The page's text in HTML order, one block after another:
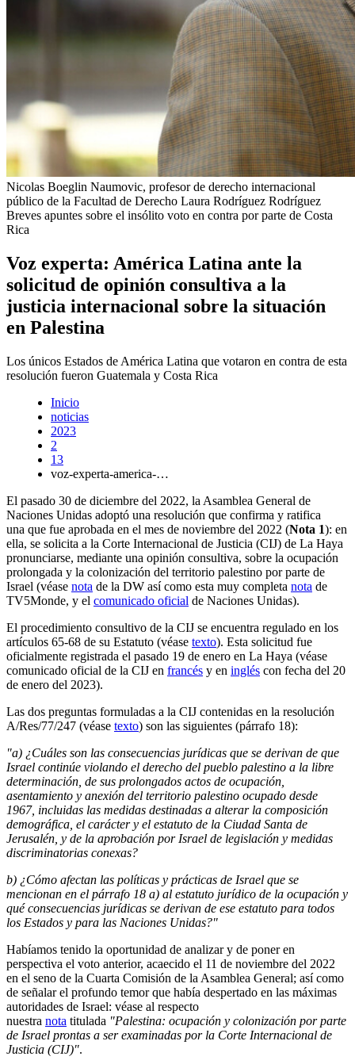
Nicolas Boeglin Naumovic, profesor de derecho internacional
público de la Facultad de Derecho Laura Rodríguez Rodríguez
Breves apuntes sobre el insólito voto en contra por parte de Costa
Rica
Voz experta: América Latina ante la
solicitud de opinión consultiva a la
justicia internacional sobre la situación
en Palestina
Los únicos Estados de América Latina que votaron en contra de esta
resolución fueron Guatemala y Costa Rica
Inicio
noticias
2023
2
13
voz-experta-america-…
El pasado 30 de diciembre del 2022, la Asamblea General de
Naciones Unidas adoptó una resolución que confirma y ratifica
una que fue aprobada en el mes de noviembre del 2022 (Nota 1): en
ella, se solicita a la Corte Internacional de Justicia (CIJ) de La Haya
pronunciarse, mediante una opinión consultiva, sobre la ocupación
prolongada y la colonización del territorio palestino por parte de
Israel (véase nota de la DW así como esta muy completa nota de
TV5Monde, y el comunicado oficial de Naciones Unidas).
El procedimiento consultivo de la CIJ se encuentra regulado en los
artículos 65-68 de su Estatuto (véase texto). Esta solicitud fue
oficialmente registrada el pasado 19 de enero en La Haya (véase
comunicado oficial de la CIJ en francés y en inglés con fecha del 20
de enero del 2023).
Las dos preguntas formuladas a la CIJ contenidas en la resolución
A/Res/77/247 (véase texto) son las siguientes (párrafo 18):
"a) ¿Cuáles son las consecuencias jurídicas que se derivan de que
Israel continúe violando el derecho del pueblo palestino a la libre
determinación, de sus prolongados actos de ocupación,
asentamiento y anexión del territorio palestino ocupado desde
1967, incluidas las medidas destinadas a alterar la composición
demográfica, el carácter y el estatuto de la Ciudad Santa de
Jerusalén, y de la aprobación por Israel de legislación y medidas
discriminatorias conexas?
b) ¿Cómo afectan las políticas y prácticas de Israel que se
mencionan en el párrafo 18 a) al estatuto jurídico de la ocupación y
qué consecuencias jurídicas se derivan de ese estatuto para todos
los Estados y para las Naciones Unidas?"
Habíamos tenido la oportunidad de analizar y de poner en
perspectiva el voto anterior, acaecido el 11 de noviembre del 2022
en el seno de la Cuarta Comisión de la Asamblea General; así como
de señalar el profundo temor que había despertado en las máximas
autoridades de Israel: véase al respecto
nuestra nota titulada "Palestina: ocupación y colonización por parte
de Israel prontas a ser examinadas por la Corte Internacional de
Justicia (CIJ)".